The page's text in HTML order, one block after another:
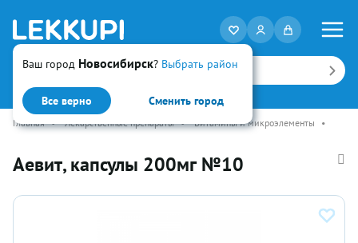
Ваш город Новосибирск? Выбрать район
Все верно Сменить город
Искать
Главная • Лекарственные препараты • Витамины и микроэлементы •
Аевит, капсулы 200мг №10